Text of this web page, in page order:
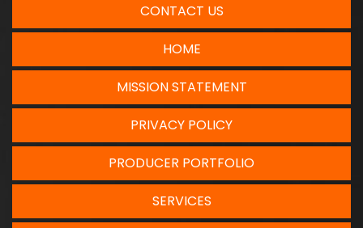
CONTACT US
HOME
MISSION STATEMENT
PRIVACY POLICY
PRODUCER PORTFOLIO
SERVICES